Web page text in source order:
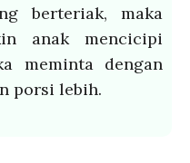
berteriak, maka
anak mencicipi
meminta dengan
porsi lebih.